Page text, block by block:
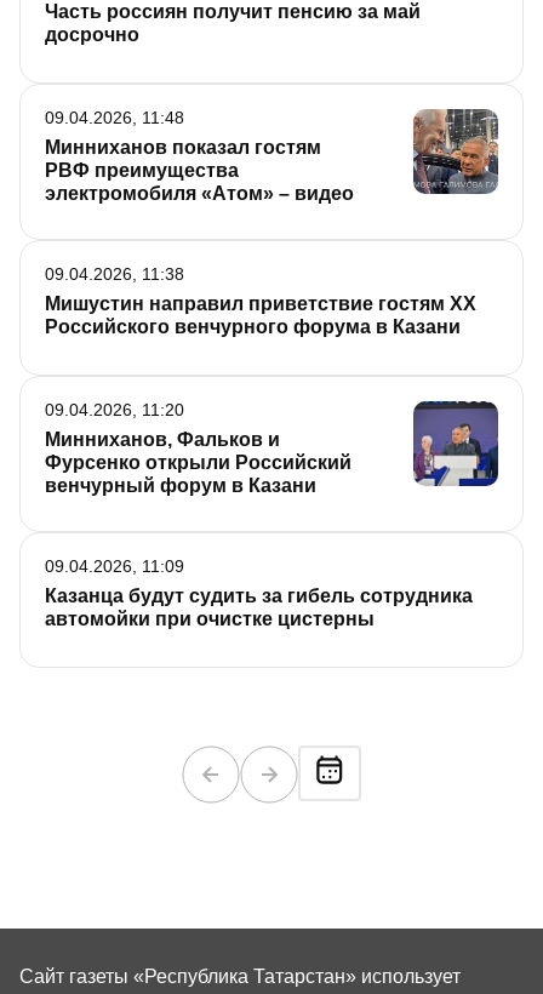
Часть россиян получит пенсию за май
досрочно
Минниханов показал гостям
РВФ преимущества
электромобиля «Атом» – видео
09.04.2026, 11:48
Мишустин направил приветствие гостям XX
Российского венчурного форума в Казани
09.04.2026, 11:38
Минниханов, Фальков и
Фурсенко открыли Российский
венчурный форум в Казани
09.04.2026, 11:20
Казанца будут судить за гибель сотрудника
автомойки при очистке цистерны
09.04.2026, 11:09
Сайт газеты «Республика Татарстан» использует